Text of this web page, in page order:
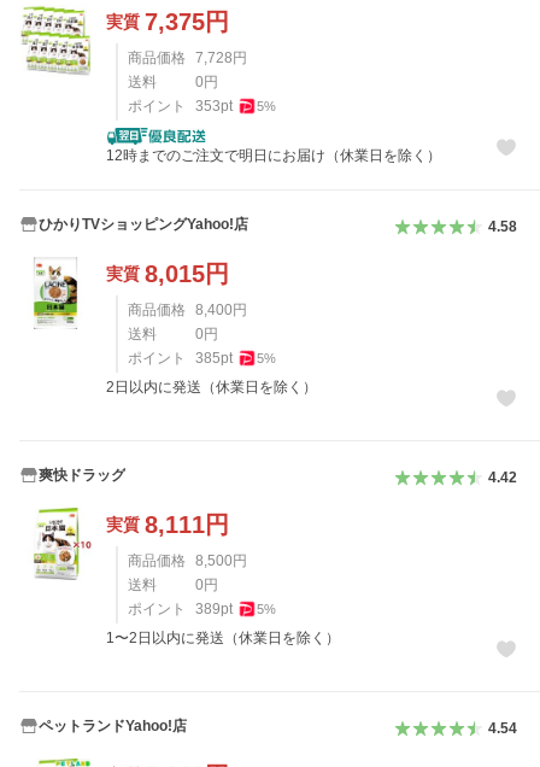
実質 7,375円
商品価格 7,728円
送料
0円
ポイント
353pt 5%
12時までのご注文で明日にお届け（休業日を除く）
ひかりTVショッピングYahoo!店 4.58
実質 8,015円
商品価格 8,400 円
送料
0 円
ポイント
385pt 5%
2日以内に発送（休業日を除く）
爽快ドラッグ 4.42
実質 8,111円
商品価格 8,500 円
送料
0 円
ポイント
389pt 5%
1〜2日以内に発送（休業日を除く）
ペットランドYahoo!店 4.54